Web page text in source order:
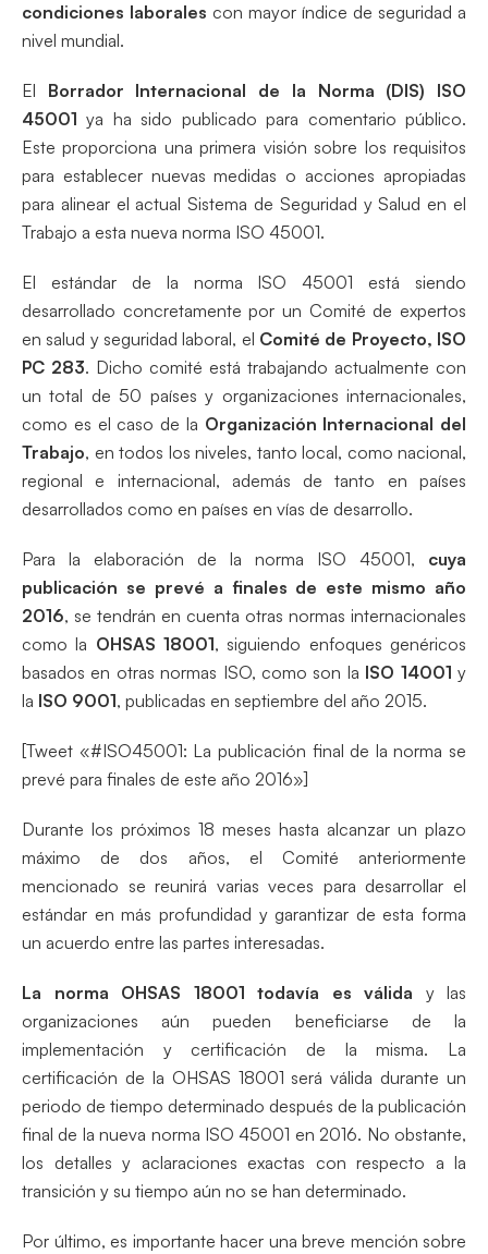
condiciones laborales con mayor índice de seguridad a
nivel mundial.
El Borrador Internacional de la Norma (DIS) ISO
45001 ya ha sido publicado para comentario público.
Este proporciona una primera visión sobre los requisitos
para establecer nuevas medidas o acciones apropiadas
para alinear el actual Sistema de Seguridad y Salud en el
Trabajo a esta nueva norma ISO 45001.
El estándar de la norma ISO 45001 está siendo
desarrollado concretamente por un Comité de expertos
en salud y seguridad laboral, el Comité de Proyecto, ISO
PC 283. Dicho comité está trabajando actualmente con
un total de 50 países y organizaciones internacionales,
como es el caso de la Organización Internacional del
Trabajo, en todos los niveles, tanto local, como nacional,
regional e internacional, además de tanto en países
desarrollados como en países en vías de desarrollo.
Para la elaboración de la norma ISO 45001, cuya
publicación se prevé a finales de este mismo año
2016, se tendrán en cuenta otras normas internacionales
como la OHSAS 18001, siguiendo enfoques genéricos
basados en otras normas ISO, como son la ISO 14001 y
la ISO 9001, publicadas en septiembre del año 2015.
[Tweet «#ISO45001: La publicación final de la norma se
prevé para finales de este año 2016»]
Durante los próximos 18 meses hasta alcanzar un plazo
máximo de dos años, el Comité anteriormente
mencionado se reunirá varias veces para desarrollar el
estándar en más profundidad y garantizar de esta forma
un acuerdo entre las partes interesadas.
La norma OHSAS 18001 todavía es válida y las
organizaciones aún pueden beneficiarse de la
implementación y certificación de la misma. La
certificación de la OHSAS 18001 será válida durante un
periodo de tiempo determinado después de la publicación
final de la nueva norma ISO 45001 en 2016. No obstante,
los detalles y aclaraciones exactas con respecto a la
transición y su tiempo aún no se han determinado.
Por último, es importante hacer una breve mención sobre